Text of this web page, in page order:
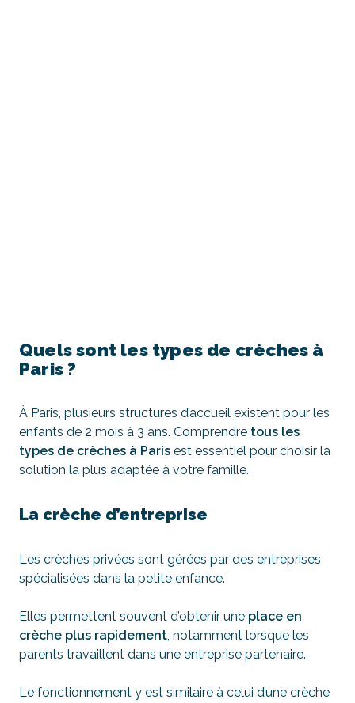
Quels sont les types de crèches à
Paris ?
À Paris, plusieurs structures d’accueil existent pour les
enfants de 2 mois à 3 ans. Comprendre tous les
types de crèches à Paris est essentiel pour choisir la
solution la plus adaptée à votre famille.
La crèche d’entreprise
Les crèches privées sont gérées par des entreprises
spécialisées dans la petite enfance.
Elles permettent souvent d’obtenir une place en
crèche plus rapidement, notamment lorsque les
parents travaillent dans une entreprise partenaire.
Le fonctionnement y est similaire à celui d’une crèche